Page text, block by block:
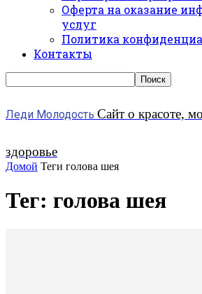
Оферта на оказание
услуг
Политика
Контакты
Леди Молодость Сайт о красоте,
здоровье
Домой Теги голова шея
Тег: голова шея